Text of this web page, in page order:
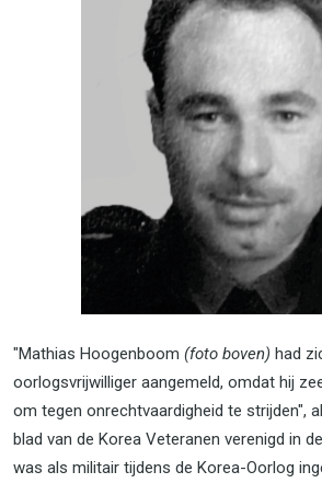
"Mathias Hoogenboom (foto boven) had
oorlogsvrijwilliger aangemeld, omdat hij
om tegen onrechtvaardigheid te strijden",
blad van de Korea Veteranen verenigd in de
was als militair tijdens de Korea-Oorlog